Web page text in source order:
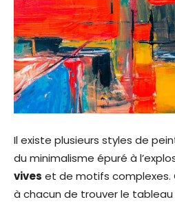
Il existe plusieurs styles de
du minimalisme épuré à
vives et de motifs
à chacun de trouver le